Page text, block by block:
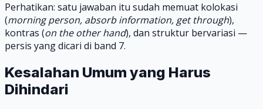
Perhatikan: satu jawaban itu sudah memuat kolokasi
(morning person, absorb information, get through),
kontras (on the other hand), dan struktur bervariasi —
persis yang dicari di band 7.
Kesalahan Umum yang Harus
Dihindari